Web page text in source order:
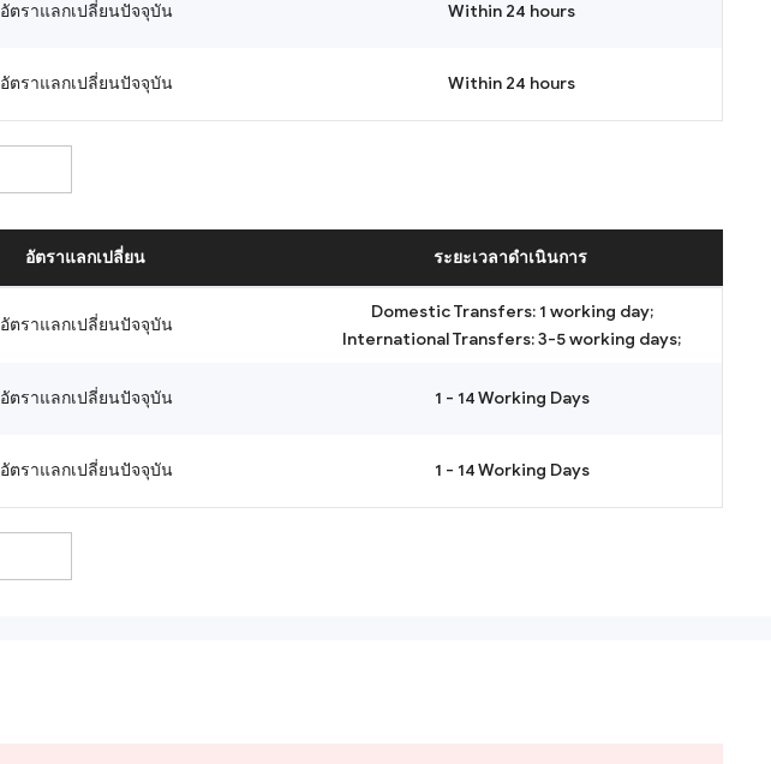
อัตราแลกเปลี่ยนปัจจุบัน Within 24 hours
อัตราแลกเปลี่ยนปัจจุบัน Within 24 hours
อัตราแลกเปลี่ยน ระยะเวลาดำเนินการ
อัตราแลกเปลี่ยนปัจจุบัน
Domestic Transfers: 1 working day;
International Transfers: 3-5 working days;
อัตราแลกเปลี่ยนปัจจุบัน 1 - 14 Working Days
อัตราแลกเปลี่ยนปัจจุบัน 1 - 14 Working Days